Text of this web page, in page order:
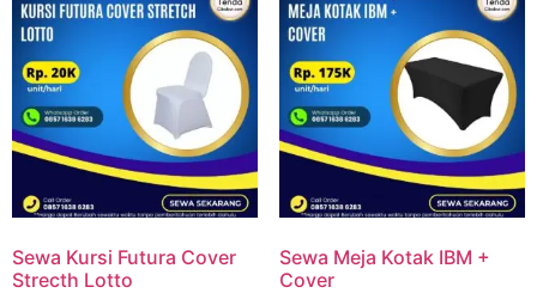
Sewa Kursi Futura Cover
Strecth Lotto
Sewa Meja Kotak IBM +
Cover